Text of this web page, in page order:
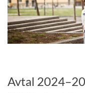
Avtal